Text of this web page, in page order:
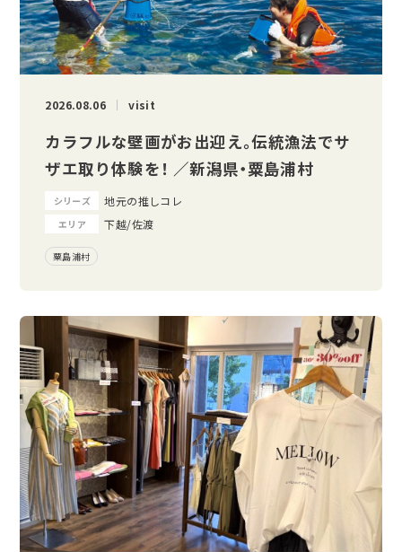
2026.08.06 visit
カラフルな壁画がお出迎え。伝統漁法でサ
ザエ取り体験を！ ／新潟県・粟島浦村
シリーズ 地元の推しコレ
エリア 下越/佐渡
粟島浦村